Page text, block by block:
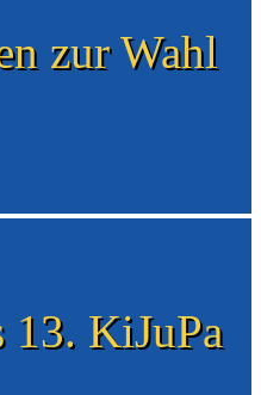
zur Wahl
13. KiJuPa